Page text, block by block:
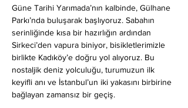
Güne Tarihi Yarımada’nın kalbinde, Gülhane
Parkı’nda buluşarak başlıyoruz. Sabahın
serinliğinde kısa bir hazırlığın ardından
Sirkeci’den vapura biniyor, bisikletlerimizle
birlikte Kadıköy’e doğru yol alıyoruz. Bu
nostaljik deniz yolculuğu, turumuzun ilk
keyifli anı ve İstanbul’un iki yakasını birbirine
bağlayan zamansız bir geçiş.